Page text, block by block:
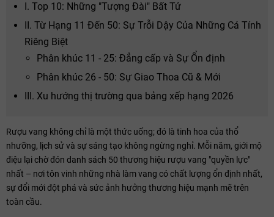
I. Top 10: Những "Tượng Đài" Bất Tử
II. Từ Hạng 11 Đến 50: Sự Trỗi Dậy Của Những Cá Tính
Riêng Biệt
Phân khúc 11 - 25: Đẳng cấp và Sự Ổn định
Phân khúc 26 - 50: Sự Giao Thoa Cũ & Mới
III. Xu hướng thị trường qua bảng xếp hạng 2026
Rượu vang không chỉ là một thức uống; đó là tinh hoa của thổ
nhưỡng, lịch sử và sự sáng tạo không ngừng nghỉ. Mỗi năm, giới mộ
điệu lại chờ đón danh sách 50 thương hiệu rượu vang "quyền lực"
nhất – nơi tôn vinh những nhà làm vang có chất lượng ổn định nhất,
sự đổi mới đột phá và sức ảnh hưởng thương hiệu mạnh mẽ trên
toàn cầu.